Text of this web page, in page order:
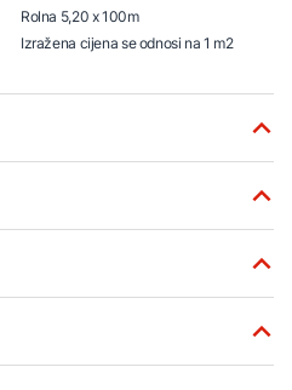
Rolna 5,20 x 100m
Izražena cijena se odnosi na 1 m2